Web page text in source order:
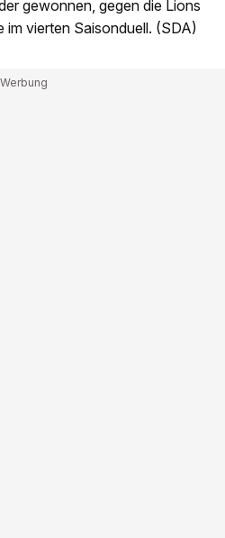
gewonnen, gegen die Lions
im vierten Saisonduell. (SDA)